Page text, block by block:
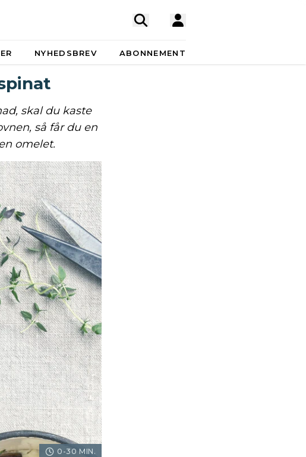
NYHEDSBREV ABONNEMENT
skal du kaste
så får du en
omelet.
0-30 MIN.